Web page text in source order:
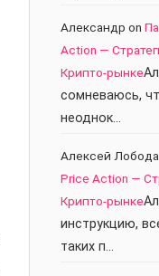
Александр on
Action —
Крипто-рынке
сомневаюсь,
неоднок…
Алексей Лобода
Price Action —
Крипто-рынке
инструкцию,
таких п…